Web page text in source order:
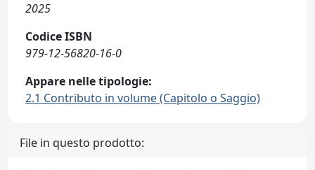
2025
Codice ISBN
979-12-56820-16-0
Appare nelle tipologie:
2.1 Contributo in volume (Capitolo o Saggio)
File in questo prodotto: